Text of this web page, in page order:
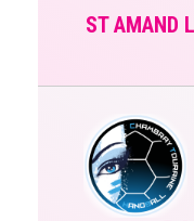
ST AMAND